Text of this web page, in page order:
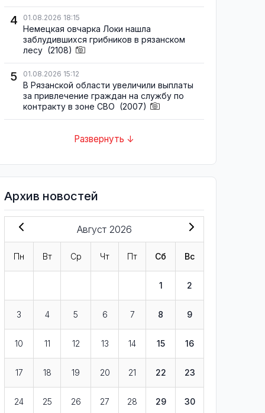
4 01.08.2026 18:15
Немецкая овчарка Локи нашла
заблудившихся грибников в рязанском
лесу (2108)
5 01.08.2026 15:12
В Рязанской области увеличили выплаты
за привлечение граждан на службу по
контракту в зоне СВО (2007)
Развернуть ↓
Архив новостей
Август 2026
Пн Вт Ср Чт Пт Сб Вс
1 2
3 4 5 6 7 8 9
10 11 12 13 14 15 16
17 18 19 20 21 22 23
24 25 26 27 28 29 30